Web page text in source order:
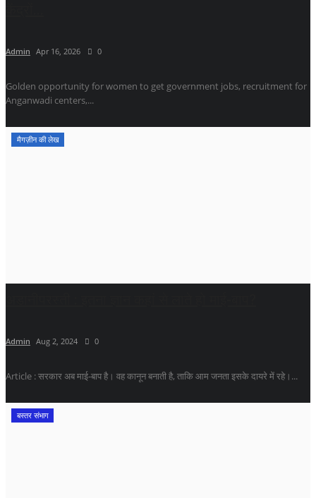
Admin Apr 16, 2026 0
Golden opportunity for women to get government jobs, recruitment for
Anganwadi centers,...
मैगज़ीन की लेख
Admin Aug 2, 2024 0
Article : सरकार अब माई-बाप है। वह कानून बनाती है, ताकि आम जनता इसके दायरे में रहे।...
बस्तर संभाग